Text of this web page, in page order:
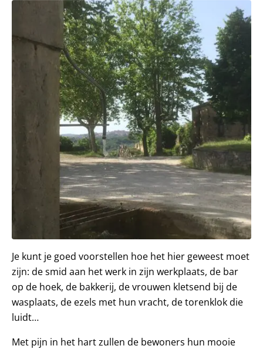
Je kunt je goed voorstellen hoe het hier geweest moet
zijn: de smid aan het werk in zijn werkplaats, de bar
op de hoek, de bakkerij, de vrouwen kletsend bij de
wasplaats, de ezels met hun vracht, de torenklok die
luidt…
Met pijn in het hart zullen de bewoners hun mooie